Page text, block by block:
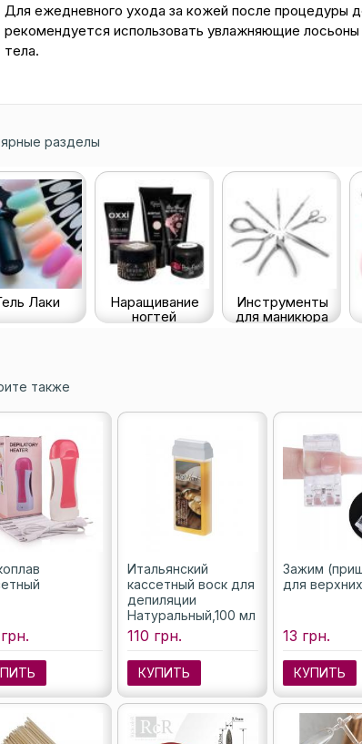
Для ежедневного ухода за кожей после процедуры
рекомендуется использовать увлажняющие лосьоны
тела.
разделы
Лаки
Наращивание
ногтей
Инструменты
для маникюра
также
Итальянский
кассетный воск для
депиляции
Натуральный,100 мл
110 грн.
КУПИТЬ
Зажим
для
13 грн.
КУПИТЬ